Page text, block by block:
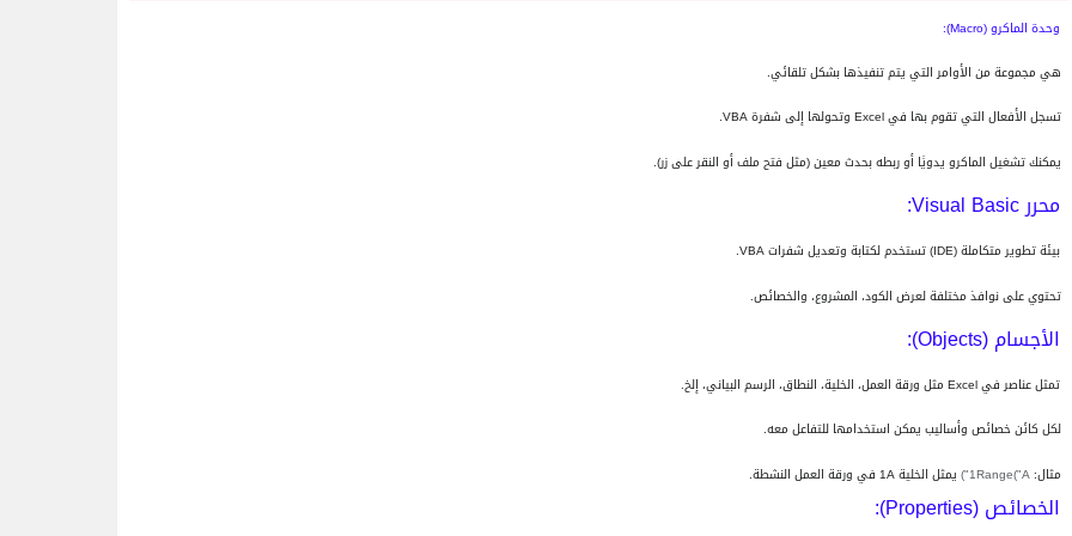
وحدة الماكرو (Macro
):
هي مجموعة من الأوامر التي يتم تنفيذها بشكل تلقائي.
تسجل الأفعال التي تقوم بها فيExcel وتحولها إلى شفرةVBA
.
يمكنك تشغيل الماكرو يدويًا أو ربطه بحدث معين (مثل فتح ملف أو النقر على زر).
محررVisual Basic
:
بيئة تطوير متكاملة (IDE) تستخدم لكتابة وتعديل شفراتVBA
.
تحتوي على نوافذ مختلفة لعرض الكود، المشروع، والخصائص.
الأجسام (Objects
):
تمثل عناصر فيExcel مثل ورقة العمل، الخلية، النطاق، الرسم البياني، إلخ.
لكل كائن خصائص وأساليب يمكن استخدامها للتفاعل معه.
مثال: Range("A
1") يمثل الخليةA1 في ورقة العمل النشطة.
الخصائص (Properties
):